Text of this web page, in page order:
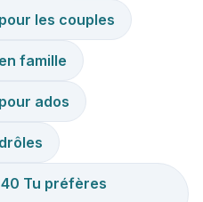
les couples
famille
ados
Tu préfères